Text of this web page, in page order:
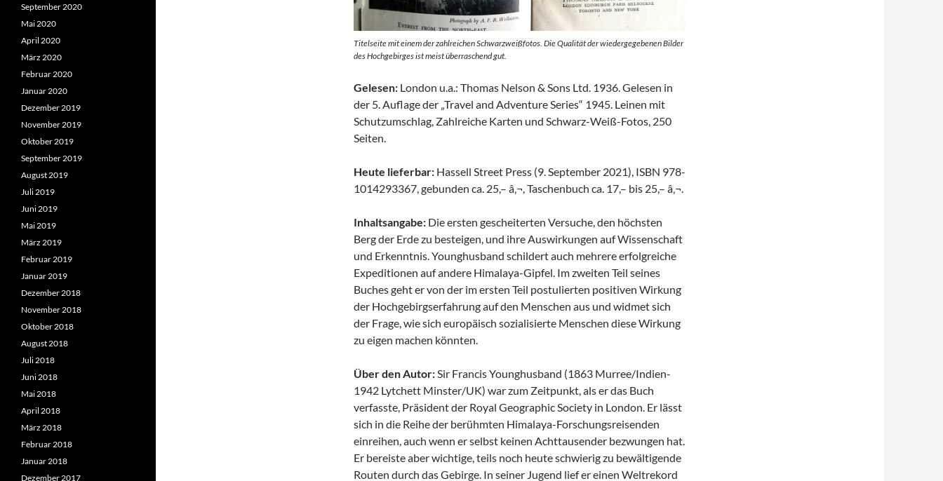
Titelseite mit einem der zahlreichen Schwarzweißfotos. Die Qualität der wiedergegebenen Bilder
des Hochgebirges ist meist überraschend gut.
Gelesen: London u.a.: Thomas Nelson & Sons Ltd. 1936. Gelesen in
der 5. Auflage der „Travel and Adventure Series“ 1945. Leinen mit
Schutzumschlag, Zahlreiche Karten und Schwarz-Weiß-Fotos, 250
Seiten.
Heute lieferbar: Hassell Street Press (9. September 2021), ISBN 978-
1014293367, gebunden ca. 25,– â‚¬, Taschenbuch ca. 17,– bis 25,– â‚¬.
Inhaltsangabe: Die ersten gescheiterten Versuche, den höchsten
Berg der Erde zu besteigen, und ihre Auswirkungen auf Wissenschaft
und Erkenntnis. Younghusband schildert auch mehrere erfolgreiche
Expeditionen auf andere Himalaya-Gipfel. Im zweiten Teil seines
Buches geht er von der im ersten Teil postulierten positiven Wirkung
der Hochgebirgserfahrung auf den Menschen aus und widmet sich
der Frage, wie sich europäisch sozialisierte Menschen diese Wirkung
zu eigen machen könnten.
Über den Autor:Sir Francis Younghusband (1863 Murree/Indien-
1942 Lytchett Minster/UK) war zum Zeitpunkt, als er das Buch
verfasste, Präsident der Royal Geographic Society in London. Er lässt
sich in die Reihe der berühmten Himalaya-Forschungsreisenden
einreihen, auch wenn er selbst keinen Achttausender bezwungen hat.
Er bereiste aber wichtige, teils noch heute schwierig zu bewältigende
Routen durch das Gebirge. In seiner Jugend lief er einen Weltrekord
September 2020
Mai 2020
April 2020
März 2020
Februar 2020
Januar 2020
Dezember 2019
November 2019
Oktober 2019
September 2019
August 2019
Juli 2019
Juni 2019
Mai 2019
März 2019
Februar 2019
Januar 2019
Dezember 2018
November 2018
Oktober 2018
August 2018
Juli 2018
Juni 2018
Mai 2018
April 2018
März 2018
Februar 2018
Januar 2018
Dezember 2017